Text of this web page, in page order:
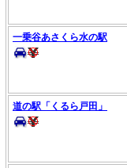
一乗谷あさくら水の駅
道の駅「くるら戸田」